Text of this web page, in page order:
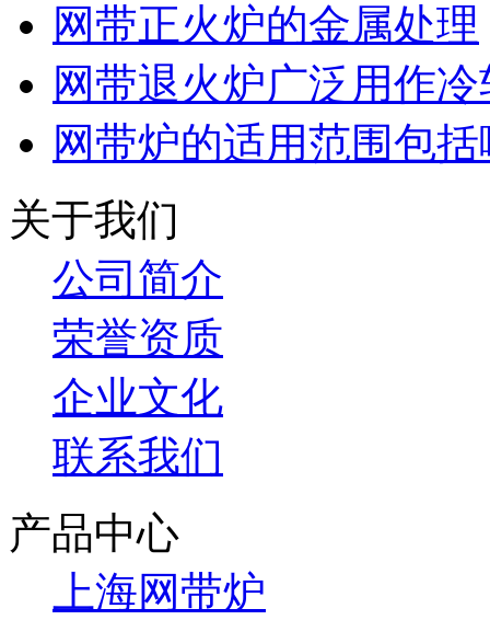
网带正火炉的金属处理
网带退火炉广泛用作
网带炉的适用范围包
关于我们
公司简介
荣誉资质
企业文化
联系我们
产品中心
上海网带炉